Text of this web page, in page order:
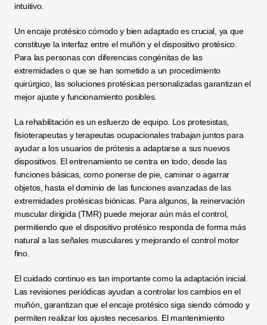
intuitivo.
Un encaje protésico cómodo y bien adaptado es crucial, ya que
constituye la interfaz entre el muñón y el dispositivo protésico.
Para las personas con diferencias congénitas de las
extremidades o que se han sometido a un procedimiento
quirúrgico, las soluciones protésicas personalizadas garantizan el
mejor ajuste y funcionamiento posibles.
La rehabilitación es un esfuerzo de equipo. Los protesistas,
fisioterapeutas y terapeutas ocupacionales trabajan juntos para
ayudar a los usuarios de prótesis a adaptarse a sus nuevos
dispositivos. El entrenamiento se centra en todo, desde las
funciones básicas, como ponerse de pie, caminar o agarrar
objetos, hasta el dominio de las funciones avanzadas de las
extremidades protésicas biónicas. Para algunos, la reinervación
muscular dirigida (TMR) puede mejorar aún más el control,
permitiendo que el dispositivo protésico responda de forma más
natural a las señales musculares y mejorando el control motor
fino.
El cuidado continuo es tan importante como la adaptación inicial.
Las revisiones periódicas ayudan a controlar los cambios en el
muñón, garantizan que el encaje protésico siga siendo cómodo y
permiten realizar los ajustes necesarios. El mantenimiento